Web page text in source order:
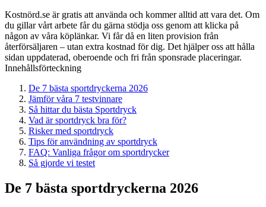
Kostnörd.se är gratis att använda och kommer alltid att vara det. Om
du gillar vårt arbete får du gärna stödja oss genom att klicka på
någon av våra köplänkar. Vi får då en liten provision från
återförsäljaren – utan extra kostnad för dig. Det hjälper oss att hålla
sidan uppdaterad, oberoende och fri från sponsrade placeringar.
Innehållsförteckning
De 7 bästa sportdryckerna 2026
Jämför våra 7 testvinnare
Så hittar du bästa Sportdryck
Vad är sportdryck bra för?
Risker med sportdryck
Tips för användning av sportdryck
FAQ: Vanliga frågor om sportdrycker
Så gjorde vi testet
De 7 bästa sportdryckerna 2026